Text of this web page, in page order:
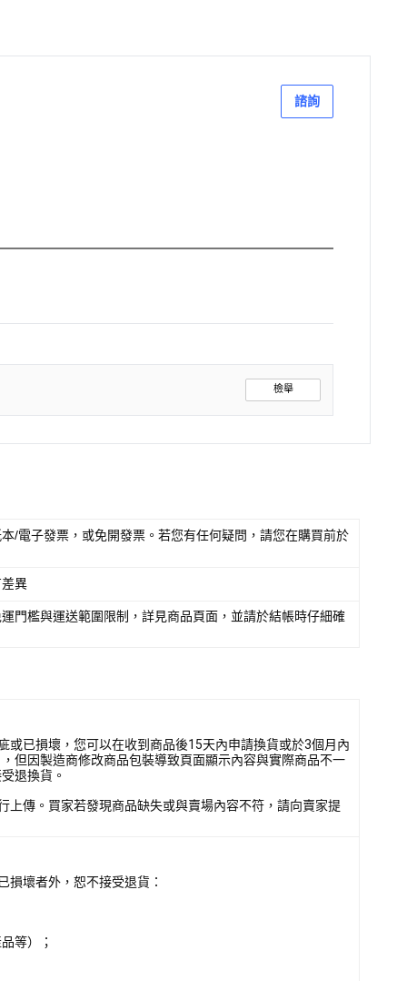
諮詢
檢舉
/電子發票，或免開發票。若您有任何疑問，請您在購買前於
異
門檻與運送範圍限制，詳見商品頁面，並請於結帳時仔細確
已損壞，您可以在收到商品後15天內申請換貨或於3個月內
但因製造商修改商品包裝導致頁面顯示內容與實際商品不一
退換貨。
傳。買家若發現商品缺失或與賣場內容不符，請向賣家提
壞者外，恕不接受退貨：
等）；